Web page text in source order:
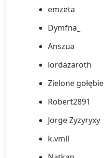
emzeta
Dymfna_
Anszua
lordazaroth
Zielone gołębie
Robert2891
Jorge Zyzyryxy
k.vmll